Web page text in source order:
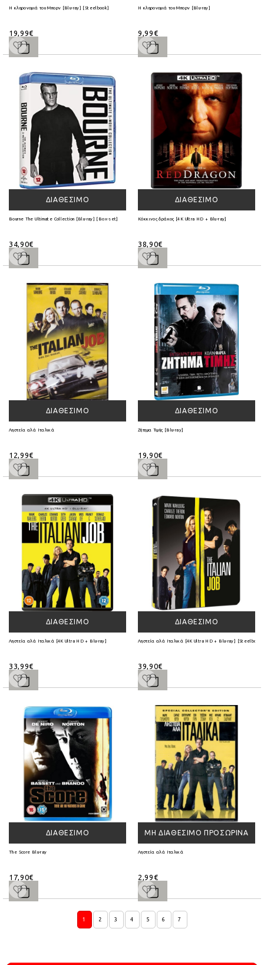
Η κληρονομιά του Μπορν [Blu-ray] [Steelbook]
19,99€
Η κληρονομιά του Μπορν [Blu-ray]
9,99€
ΔΙΑΘΈΣΙΜΟ
Bourne The Ultimate Collection [Blu-ray] [Box-set]
34,90€
ΔΙΑΘΈΣΙΜΟ
Κόκκινος δράκος [4K Ultra HD + Blu-ray]
38,90€
ΔΙΑΘΈΣΙΜΟ
Ληστεία αλά Ιταλικά
12,99€
ΔΙΑΘΈΣΙΜΟ
Ζήτημα Τιμής [Blu-ray]
19,90€
ΔΙΑΘΈΣΙΜΟ
Ληστεία αλά Ιταλικά [4K Ultra HD + Blu-ray]
33,99€
ΔΙΑΘΈΣΙΜΟ
Ληστεία αλά Ιταλικά [4K Ultra HD + Blu-ray] [Steelbook]
39,90€
ΔΙΑΘΈΣΙΜΟ
The Score Blu-ray
17,90€
ΜΗ ΔΙΑΘΈΣΙΜΟ ΠΡΟΣΩΡΙΝΆ
Ληστεία αλά Ιταλικά
2,99€
1 2 3 4 5 6 7